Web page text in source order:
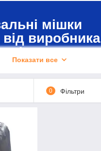
мішки
виробника
за вашими параметрами!
Показати все
0 Фільтри